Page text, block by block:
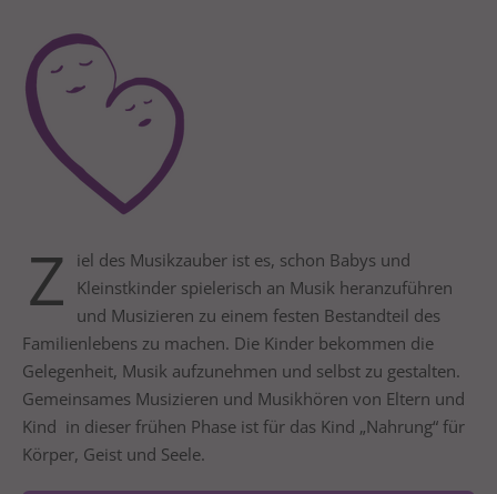
24h/ 365days
We offer support for our customers
Mon - Fri 8:00am - 5:00pm
Get in touch
Cybersteel Inc.
376-293 City Road, Suite 600
San Francisco, CA 94102
Have any questions?
+44 1234 567 890
Z
iel des Musikzauber ist es, schon Babys und
Kleinstkinder spielerisch an Musik heranzuführen
und Musizieren zu einem festen Bestandteil des
Familienlebens zu machen. Die Kinder bekommen die
Gelegenheit, Musik aufzunehmen und selbst zu gestalten.
Gemeinsames Musizieren und Musikhören von Eltern und
Kind in dieser frühen Phase ist für das Kind „Nahrung“ für
Körper, Geist und Seele. ​